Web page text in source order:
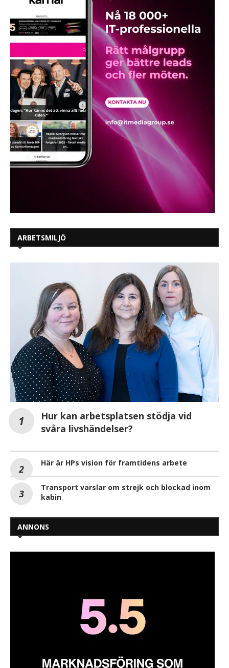
ARBETSMILJÖ
Hur kan arbetsplatsen stödja vid
svåra livshändelser?
Här är HPs vision för framtidens arbete
Transport varslar om strejk och blockad inom
kabin
ANNONS